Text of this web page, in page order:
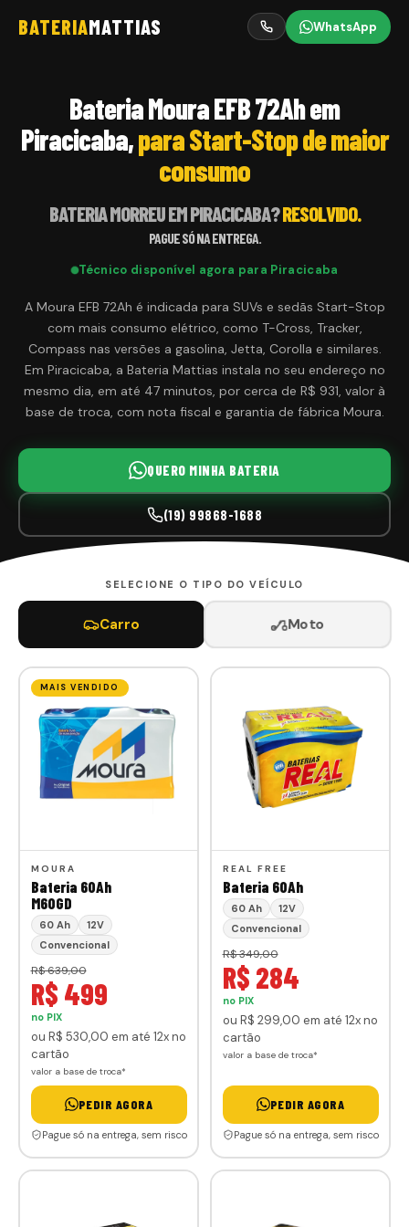
BATERIAMATTIAS WhatsApp
Bateria Moura EFB 72Ah em
Piracicaba,para Start-Stop de maior
consumo
BATERIA MORREU EMPIRACICABA?RESOLVIDO.
PAGUE SÓ NA ENTREGA.
Técnico disponível agora para Piracicaba
A Moura EFB 72Ah é indicada para SUVs e sedãs Start-Stop
com mais consumo elétrico, como T-Cross, Tracker,
Compass nas versões a gasolina, Jetta, Corolla e similares.
Em Piracicaba, a Bateria Mattias instala no seu endereço no
mesmo dia, em até 47 minutos, por cerca de R$ 931, valor à
base de troca, com nota fiscal e garantia de fábrica Moura.
QUERO MINHA BATERIA
(19) 99868-1688
SELECIONE O TIPO DO VEÍCULO
Carro Moto
MAIS VENDIDO
MOURA
Bateria 60Ah
M60GD
60 Ah
12V
Convencional
R$ 639,00
R$ 499
no PIX
ou R$ 530,00 em até 12x no
cartão
valor a base de troca*
PEDIR AGORA
Pague só na entrega, sem risco
REAL FREE
Bateria 60Ah
60 Ah
12V
Convencional
R$ 349,00
R$ 284
no PIX
ou R$ 299,00 em até 12x no
cartão
valor a base de troca*
PEDIR AGORA
Pague só na entrega, sem risco